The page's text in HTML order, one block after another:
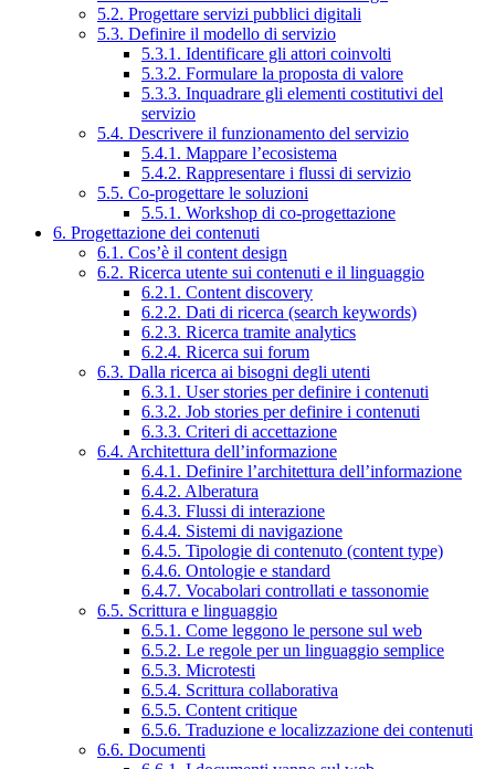
5.2. Progettare servizi pubblici digitali
5.3. Definire il modello di servizio
5.3.1. Identificare gli attori coinvolti
5.3.2. Formulare la proposta di valore
5.3.3. Inquadrare gli elementi costitutivi del
servizio
5.4. Descrivere il funzionamento del servizio
5.4.1. Mappare l’ecosistema
5.4.2. Rappresentare i flussi di servizio
5.5. Co-progettare le soluzioni
5.5.1. Workshop di co-progettazione
6. Progettazione dei contenuti
6.1. Cos’è il content design
6.2. Ricerca utente sui contenuti e il linguaggio
6.2.1. Content discovery
6.2.2. Dati di ricerca (search keywords)
6.2.3. Ricerca tramite analytics
6.2.4. Ricerca sui forum
6.3. Dalla ricerca ai bisogni degli utenti
6.3.1. User stories per definire i contenuti
6.3.2. Job stories per definire i contenuti
6.3.3. Criteri di accettazione
6.4. Architettura dell’informazione
6.4.1. Definire l’architettura dell’informazione
6.4.2. Alberatura
6.4.3. Flussi di interazione
6.4.4. Sistemi di navigazione
6.4.5. Tipologie di contenuto (content type)
6.4.6. Ontologie e standard
6.4.7. Vocabolari controllati e tassonomie
6.5. Scrittura e linguaggio
6.5.1. Come leggono le persone sul web
6.5.2. Le regole per un linguaggio semplice
6.5.3. Microtesti
6.5.4. Scrittura collaborativa
6.5.5. Content critique
6.5.6. Traduzione e localizzazione dei contenuti
6.6. Documenti